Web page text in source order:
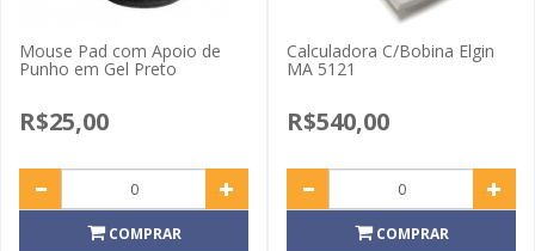
Mouse Pad com Apoio de
Punho em Gel Preto
R$25,00
COMPRAR
Calculadora C/Bobina Elgin
MA 5121
R$540,00
COMPRAR